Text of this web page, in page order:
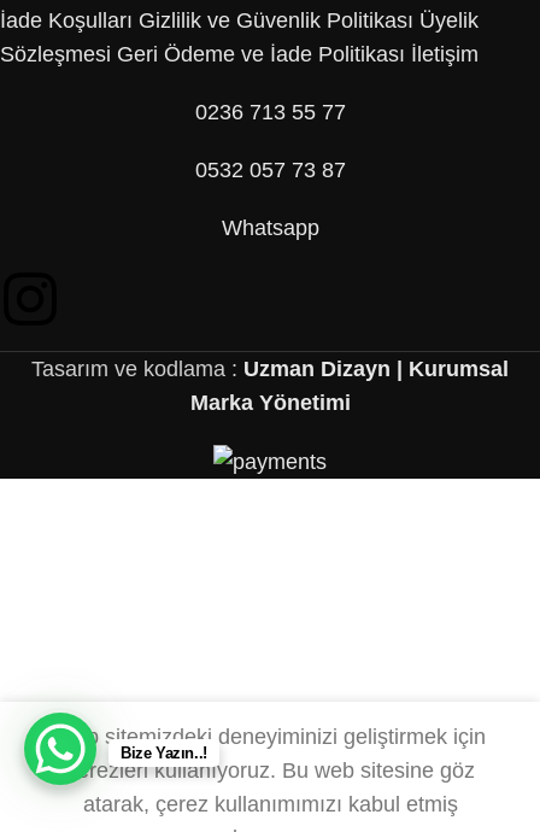
İade Koşulları Gizlilik ve Güvenlik Politikası Üyelik
Sözleşmesi Geri Ödeme ve İade Politikası İletişim
0236 713 55 77
0532 057 73 87
Whatsapp
Tasarım ve kodlama : Uzman Dizayn | Kurumsal
Marka Yönetimi
Web sitemizdeki deneyiminizi geliştirmek için
çerezleri kullanıyoruz. Bu web sitesine göz
atarak, çerez kullanımımızı kabul etmiş
Bize Yazın..!